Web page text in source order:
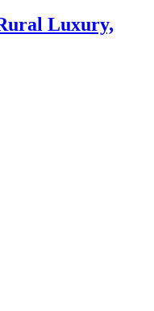
Luxury,